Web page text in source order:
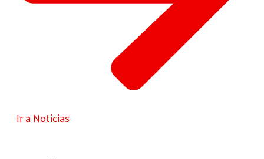
Ir a Noticias